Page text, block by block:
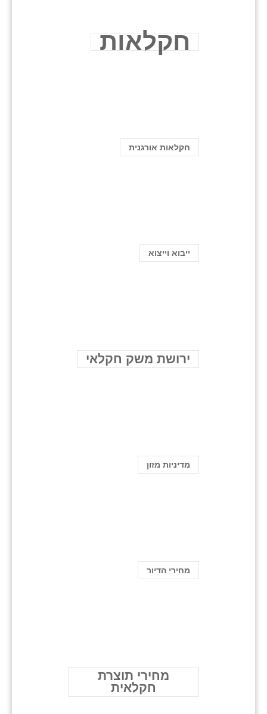
חקלאות
חקלאות אורגנית
ייבוא וייצוא
ירושת משק חקלאי
מדיניות מזון
מחירי הדיור
מחירי תוצרת
חקלאית